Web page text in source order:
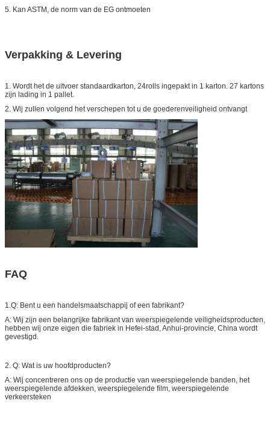
5. Kan ASTM, de norm van de EG ontmoeten
Verpakking & Levering
1. Wordt het de uitvoer standaardkarton, 24rolls ingepakt in 1 karton. 27 kartons
zijn lading in 1 pallet.
2. Wij zullen volgend het verschepen tot u de goederenveiligheid ontvangt
FAQ
1.Q: Bent u een handelsmaatschappij of een fabrikant?
A: Wij zijn een belangrijke fabrikant van weerspiegelende veiligheidsproducten,
hebben wij onze eigen die fabriek in Hefei-stad, Anhui-provincie, China wordt
gevestigd.
2. Q: Wat is uw hoofdproducten?
A: Wij concentreren ons op de productie van weerspiegelende banden, het
weerspiegelende afdekken, weerspiegelende film, weerspiegelende
verkeersteken